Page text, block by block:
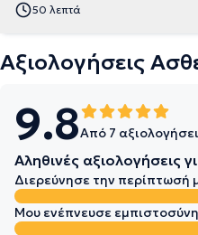
50 λεπτά
Αξιολογήσεις
9.8Από 7
Αληθινές αξιολογήσεις
Διερεύνησε την περίπτωσή
Μου ενέπνευσε εμπιστοσύνη